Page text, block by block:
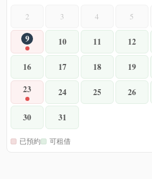
2 3 4 5
9 10 11 12
16 17 18 19
23
24 25 26
30 31
已預約 可租借